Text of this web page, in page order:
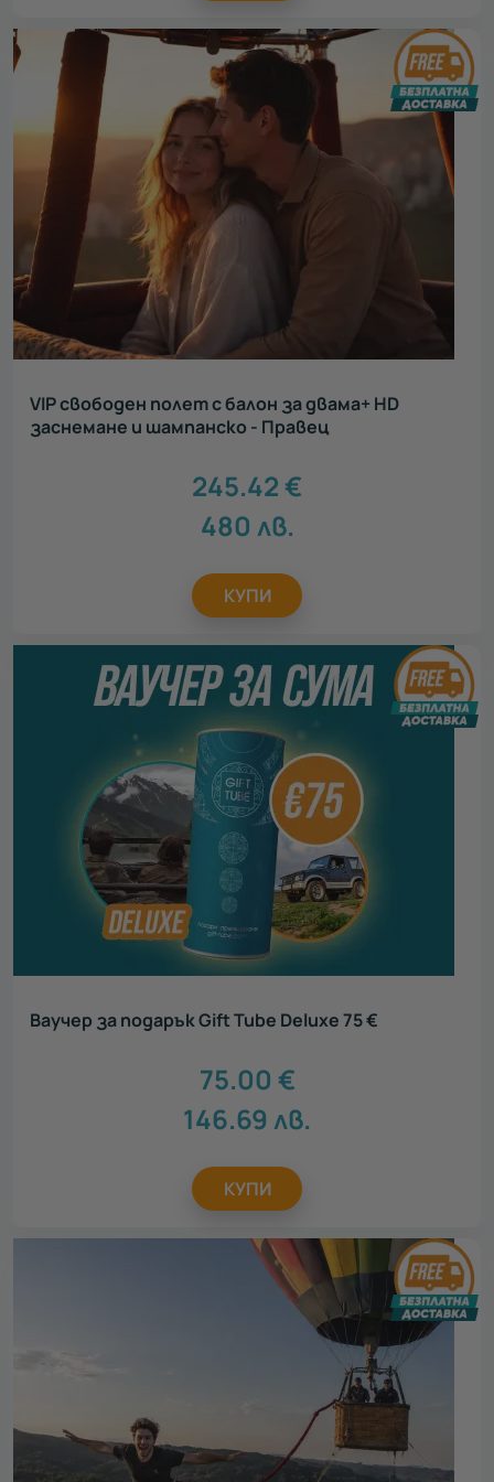
VIP свободен полет с балон за двама+ HD
заснемане и шампанско - Правец
245.42€
480 лв.
КУПИ
Ваучер за подарък Gift Tube Deluxe 75 €
75.00 €
146.69 лв.
КУПИ